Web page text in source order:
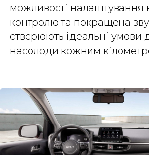
можливості налаштування
контролю та покращена
створюють ідеальні умови
насолоди кожним